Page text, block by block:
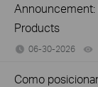
Announcement:
Products
06-30-2026
Como